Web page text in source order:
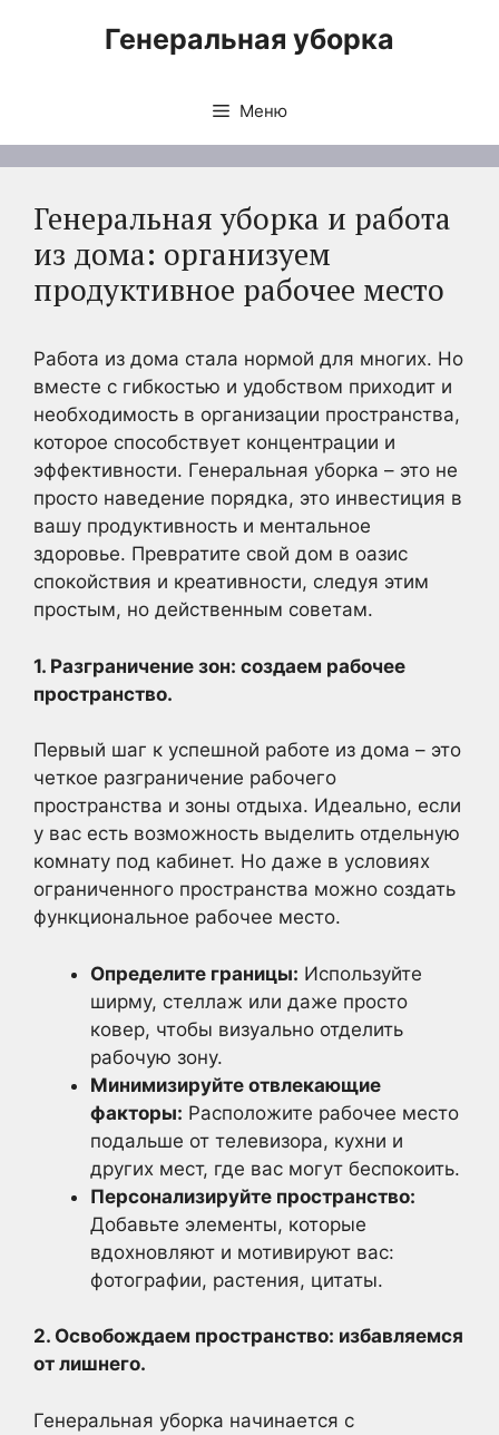
Генеральная уборка
Меню
Генеральная уборка и работа
из дома: организуем
продуктивное рабочее место
Работа из дома стала нормой для многих. Но
вместе с гибкостью и удобством приходит и
необходимость в организации пространства,
которое способствует концентрации и
эффективности. Генеральная уборка – это не
просто наведение порядка, это инвестиция в
вашу продуктивность и ментальное
здоровье. Превратите свой дом в оазис
спокойствия и креативности, следуя этим
простым, но действенным советам.
1. Разграничение зон: создаем рабочее
пространство.
Первый шаг к успешной работе из дома – это
четкое разграничение рабочего
пространства и зоны отдыха. Идеально, если
у вас есть возможность выделить отдельную
комнату под кабинет. Но даже в условиях
ограниченного пространства можно создать
функциональное рабочее место.
Определите границы: Используйте
ширму, стеллаж или даже просто
ковер, чтобы визуально отделить
рабочую зону.
Минимизируйте отвлекающие
факторы: Расположите рабочее место
подальше от телевизора, кухни и
других мест, где вас могут беспокоить.
Персонализируйте пространство:
Добавьте элементы, которые
вдохновляют и мотивируют вас:
фотографии, растения, цитаты.
2. Освобождаем пространство: избавляемся
от лишнего.
Генеральная уборка начинается с